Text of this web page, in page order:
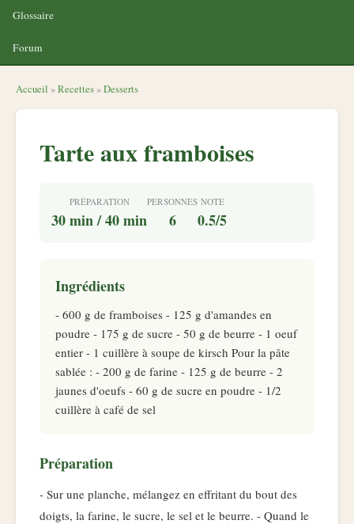
Glossaire
Forum
Accueil »Recettes »Desserts
Tarte aux framboises
PRÉPARATION
30 min / 40 min
PERSONNES
6
NOTE
0.5/5
Ingrédients
- 600 g de framboises - 125 g d'amandes en
poudre - 175 g de sucre - 50 g de beurre - 1 oeuf
entier - 1 cuillère à soupe de kirsch Pour la pâte
sablée : - 200 g de farine - 125 g de beurre - 2
jaunes d'oeufs - 60 g de sucre en poudre - 1/2
cuillère à café de sel
Préparation
- Sur une planche, mélangez en effritant du bout des
doigts, la farine, le sucre, le sel et le beurre. - Quand le